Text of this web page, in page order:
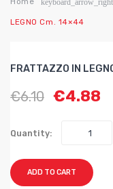
AZIENDA
keyboard_arrow_right
LEGNO Cm. 14×44
FRATTAZZO IN
€6.10 €4.88
Quantity:
ADD TO CART